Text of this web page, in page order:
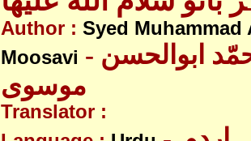
Author : Syed Muhammad
Moosavi - سیّد محمّد ابوالحسن
موسوی
Translator :